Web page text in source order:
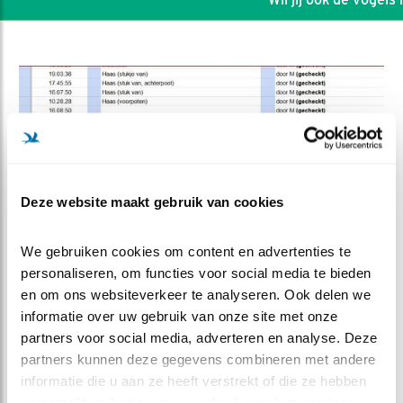
Deze website maakt gebruik van cookies
We gebruiken cookies om content en advertenties te
personaliseren, om functies voor social media te bieden
en om ons websiteverkeer te analyseren. Ook delen we
informatie over uw gebruik van onze site met onze
partners voor social media, adverteren en analyse. Deze
partners kunnen deze gegevens combineren met andere
informatie die u aan ze heeft verstrekt of die ze hebben
DEEL DIT FILMPJE
Op het menu